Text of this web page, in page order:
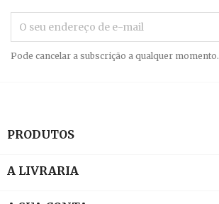
Pode cancelar a subscrição a qualquer momento.
PRODUTOS
A LIVRARIA